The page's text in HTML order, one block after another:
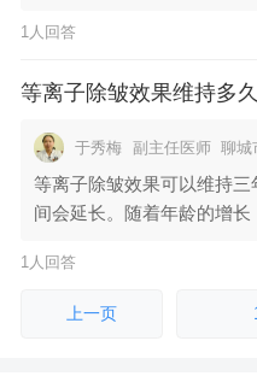
1人回答
等离子除皱效果维持多
于秀梅 副主任医师 聊城
等离子除皱效果可以维持
间会延长。随着年龄的增长
1人回答
上一页